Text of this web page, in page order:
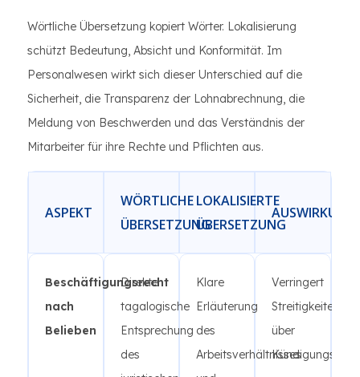
Wörtliche Übersetzung kopiert Wörter. Lokalisierung
schützt Bedeutung, Absicht und Konformität. Im
Personalwesen wirkt sich dieser Unterschied auf die
Sicherheit, die Transparenz der Lohnabrechnung, die
Meldung von Beschwerden und das Verständnis der
Mitarbeiter für ihre Rechte und Pflichten aus.
ASPEKT
WÖRTLICHE
ÜBERSETZUNG
LOKALISIERTE
ÜBERSETZUNG
AUSWIRKUNG
Beschäftigungsrecht
nach
Belieben
Direkte
tagalogische
Entsprechung
des
Klare
Erläuterung
des
Arbeitsverhältnisses
Verringert
Streitigkeiten
über